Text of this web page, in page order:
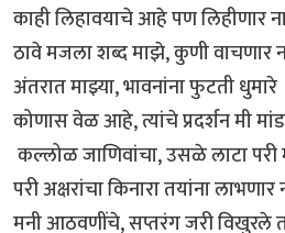
काही लिहावयाचे आहे पण लिहीणार
ठावे मजला शब्द माझे, कुणी वाचणार
अंतरात माझ्या, भावनांना फुटती धुमारे
कोणास वेळ आहे, त्यांचे प्रदर्शन मी
कल्लोळ जाणिवांचा, उसळे लाटा परी
परी अक्षरांचा किनारा तयांना लाभणार
मनी आठवणींचे, सप्तरंग जरी विखुरले